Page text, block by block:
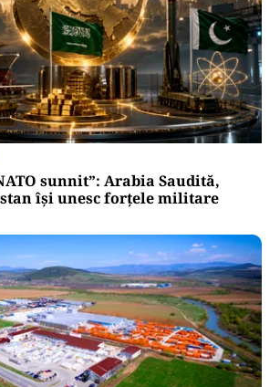
sunnit”: Arabia Saudită,
își unesc forțele militare